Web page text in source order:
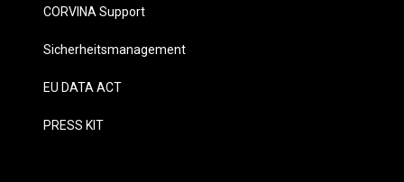
CORVINA Support
Sicherheitsmanagement
EU DATA ACT
PRESS KIT